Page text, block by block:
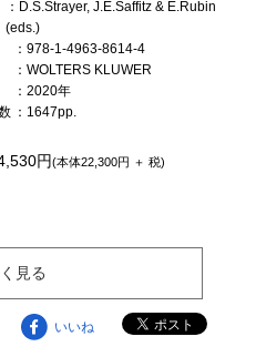
：D.S.Strayer, J.E.Saffitz & E.Rubin
(eds.)
：978-1-4963-8614-4
：WOLTERS KLUWER
：2020年
：1647pp.
円(本体22,300円 ＋ 税)
見る
いいね